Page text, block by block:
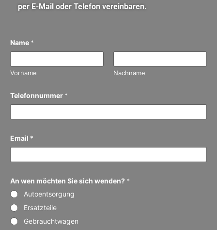
per E-Mail oder Telefon vereinbaren.
Name *
Vorname Nachname
Telefonnummer *
Email *
An wen möchten Sie sich wenden? *
Autoentsorgung
Ersatzteile
Gebrauchtwagen